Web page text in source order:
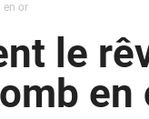
en or
le
en